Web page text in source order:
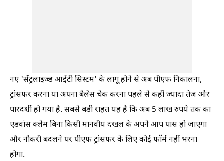
नए 'सेंट्रलाइज्ड आईटी सिस्टम' के लागू होने से अब पीएफ निकालना,
ट्रांसफर करना या अपना बैलेंस चेक करना पहले से कहीं ज्यादा तेज और
पारदर्शी हो गया है. सबसे बड़ी राहत यह है कि अब 5 लाख रुपये तक का
एडवांस क्लेम बिना किसी मानवीय दखल के अपने आप पास हो जाएगा
और नौकरी बदलने पर पीएफ ट्रांसफर के लिए कोई फॉर्म नहीं भरना
होगा.